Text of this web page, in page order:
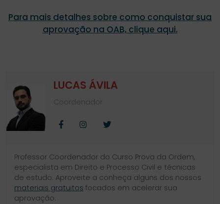
Para mais detalhes sobre como conquistar sua
aprovação na OAB, clique aqui.
LUCAS ÁVILA
Coordenador
FacebookInstagram
Professor Coordenador do Curso Prova da Ordem,
especialista em Direito e Processo Civil e técnicas
de estudo. Aproveite a conheça alguns dos nossos
materiais gratuitos focados em acelerar sua
aprovação.